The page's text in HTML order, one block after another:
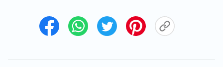
落入了黑暗痛苦中。此时，我想起主的话：“
命的，将要失丧生命；为我失丧生命的，将要得着生
是他们的。人若因我辱骂你们，逼迫你们，捏造各样